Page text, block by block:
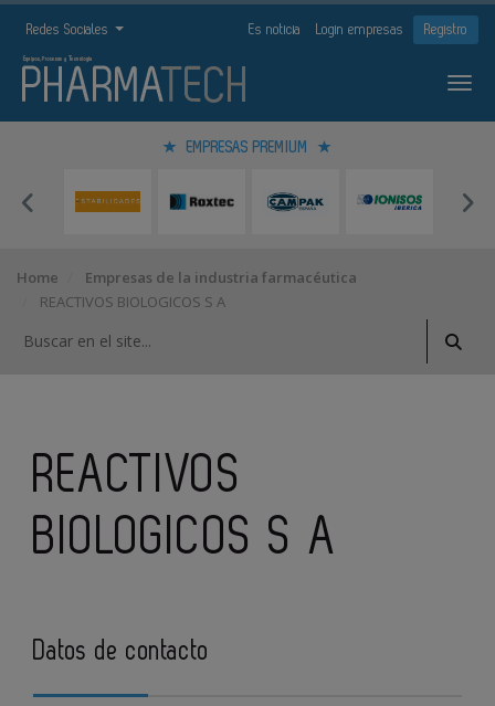
Redes Sociales Es noticia Login empresas Registro
EMPRESAS PREMIUM
Home
Empresas de la industria farmacéutica
REACTIVOS BIOLOGICOS S A
REACTIVOS
BIOLOGICOS S A
Datos de contacto